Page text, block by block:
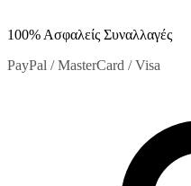
100% Ασφαλείς Συναλλαγές
PayPal / MasterCard / Visa